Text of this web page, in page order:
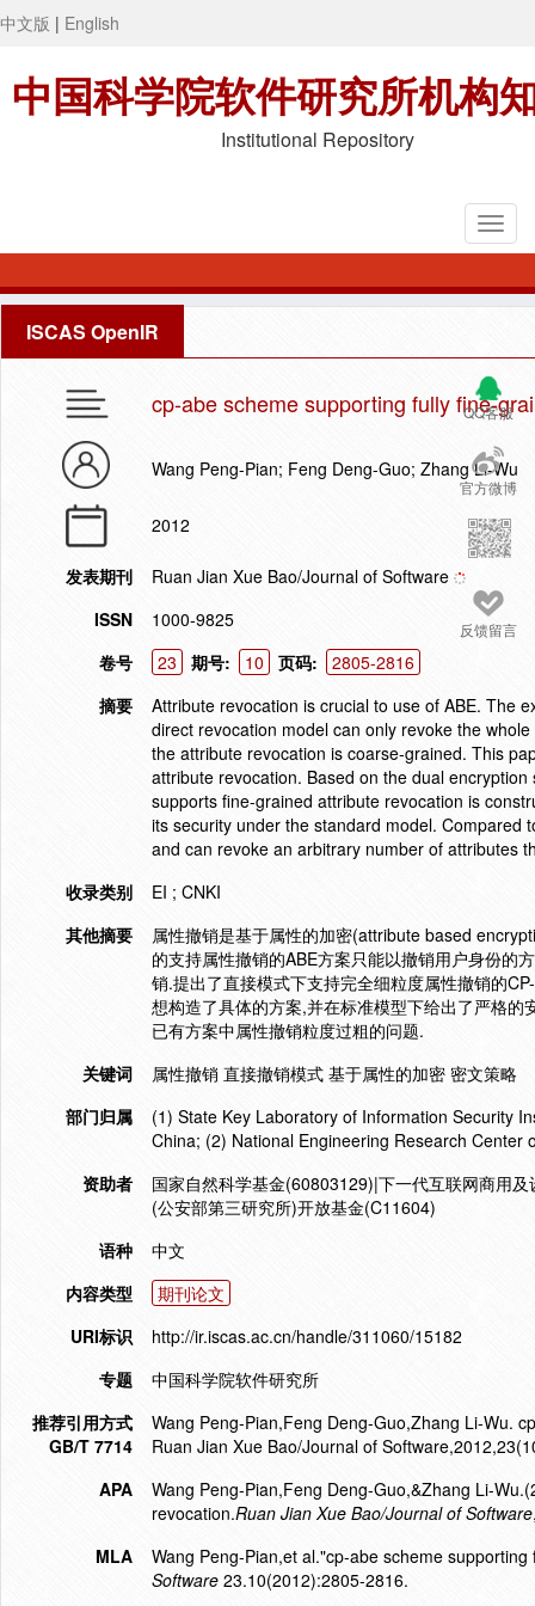
中文版 | English
中国科学院软件研究所机构
Institutional Repository
ISCAS OpenIR
QQ客服
官方微博
反馈留言
cp-abe scheme supporting fully fine-
Wang Peng-Pian; Feng Deng-Guo; Zhang Li-Wu
2012
发表期刊
Ruan Jian Xue Bao/Journal of Software
ISSN
1000-9825
卷号
23 期号: 10 页码:
2805-2816
摘要
Attribute revocation is crucial to use of ABE. The
direct revocation model can only revoke the
the attribute revocation is coarse-grained. This
attribute revocation. Based on the dual
supports fine-grained attribute revocation is
its security under the standard model. Compared
and can revoke an arbitrary number of attributes
收录类别
EI ; CNKI
其他摘要
属性撤销是基于属性的加密(attribute based
的支持属性撤销的ABE方案只能以撤销用户身份的
销.提出了直接模式下支持完全细粒度属性撤销的
想构造了具体的方案,并在标准模型下给出了严格
已有方案中属性撤销粒度过粗的问题.
关键词
属性撤销 直接撤销模式 基于属性的加密 密文策略
部门归属
(1) State Key Laboratory of Information Security
China; (2) National Engineering Research Center
资助者
国家自然科学基金(60803129)|下一代互联网商用
(公安部第三研究所)开放基金(C11604)
语种
中文
内容类型
期刊论文
URI标识
http://ir.iscas.ac.cn/handle/311060/15182
专题
中国科学院软件研究所
推荐引用方式
GB/T 7714
Wang Peng-Pian,Feng Deng-Guo,Zhang Li-Wu.
Ruan Jian Xue Bao/Journal of
APA
Wang Peng-Pian,Feng Deng-Guo,&Zhang Li-
revocation.Ruan Jian Xue Bao/Journal of Software
MLA
Wang Peng-Pian,et al."cp-abe scheme
Software 23.10(2012):2805-2816.